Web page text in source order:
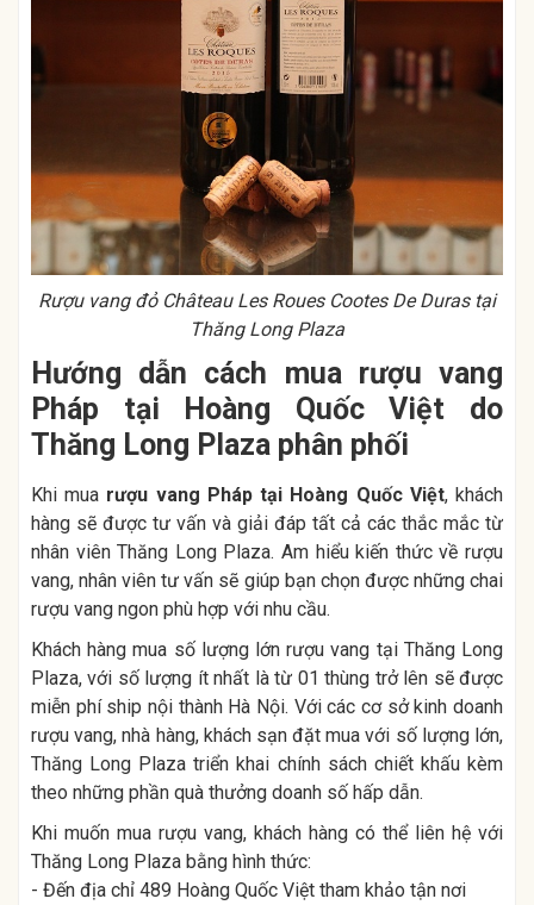
Rượu vang đỏ Château Les Roues Cootes De Duras tại
Thăng Long Plaza
Hướng dẫn cách mua rượu vang
Pháp tại Hoàng Quốc Việt do
Thăng Long Plaza phân phối
Khi mua rượu vang Pháp tại Hoàng Quốc Việt, khách
hàng sẽ được tư vấn và giải đáp tất cả các thắc mắc từ
nhân viên Thăng Long Plaza. Am hiểu kiến thức về rượu
vang, nhân viên tư vấn sẽ giúp bạn chọn được những chai
rượu vang ngon phù hợp với nhu cầu.
Khách hàng mua số lượng lớn rượu vang tại Thăng Long
Plaza, với số lượng ít nhất là từ 01 thùng trở lên sẽ được
miễn phí ship nội thành Hà Nội. Với các cơ sở kinh doanh
rượu vang, nhà hàng, khách sạn đặt mua với số lượng lớn,
Thăng Long Plaza triển khai chính sách chiết khấu kèm
theo những phần quà thưởng doanh số hấp dẫn.
Khi muốn mua rượu vang, khách hàng có thể liên hệ với
Thăng Long Plaza bằng hình thức:
- Đến địa chỉ 489 Hoàng Quốc Việt tham khảo tận nơi